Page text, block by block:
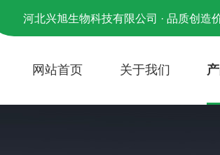
河北兴旭生物科技有限公司 · 品质创造
网站首页 关于我们